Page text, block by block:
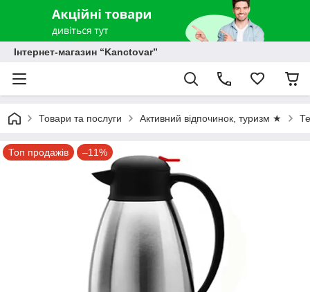
Інтернет-магазин “Kanctovar”
Товари та послуги Активний відпочинок, туризм ★
Топ продажів –11%